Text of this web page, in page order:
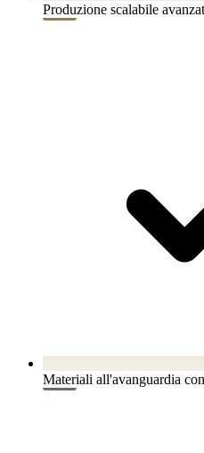
Produzione scalabile
Materiali all'avanguardia